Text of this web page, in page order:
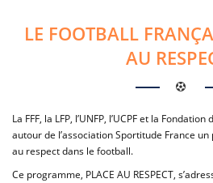
LE FOOTBALL
AU
La FFF, la LFP, l’UNFP, l’UCPF et la
autour de l’association Sportitude France
au respect dans le football.
Ce programme, PLACE AU RESPECT,